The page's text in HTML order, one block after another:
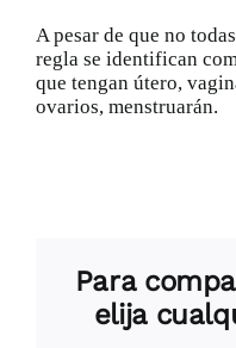
A pesar de que no
regla se identifican
que tengan útero,
ovarios, menstruarán.
Para
elija